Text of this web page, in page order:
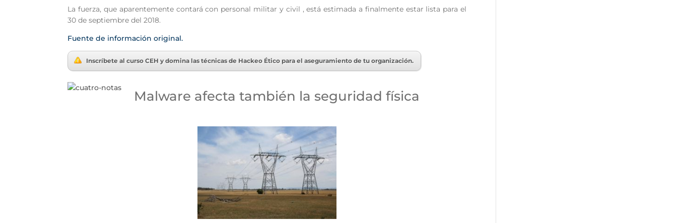
La fuerza, que aparentemente contará con personal militar y civil , está estimada a finalmente estar lista para el
30 de septiembre del 2018.
Fuente de información original.
Inscríbete al curso CEH y domina las técnicas de Hackeo Ético para el aseguramiento de tu organización.
Malware afecta también la seguridad física